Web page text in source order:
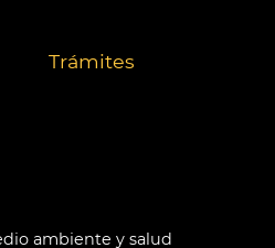
Trámites
ambiente y salud